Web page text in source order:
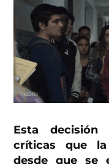
Esta
críticas que
desde que se